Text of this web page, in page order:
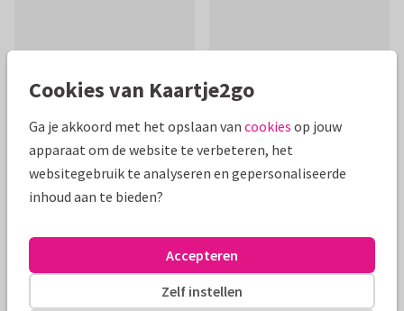
Productinformatie
Feliciteer iemand met de winst van een voetbalwedstrijd.
Alle kaarten zijn helemaal naar wens aan te passen
Cookies van Kaartje2go
Ga je akkoord met het opslaan van cookies op jouw
apparaat om de website te verbeteren, het
websitegebruik te analyseren en gepersonaliseerde
inhoud aan te bieden?
Zelf instellen
Accepteren